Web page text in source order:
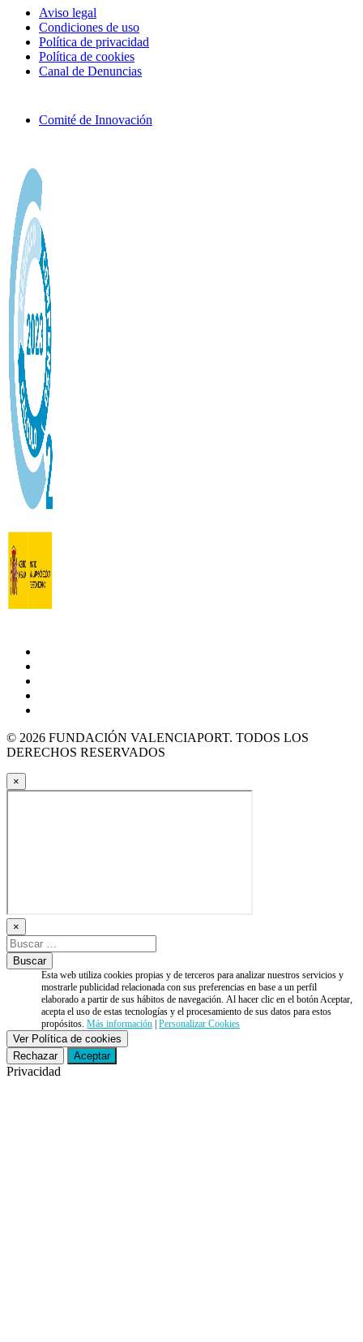
Aviso legal
Condiciones de uso
Política de privacidad
Política de cookies
Canal de Denuncias
Comité de Innovación
© 2026 FUNDACIÓN VALENCIAPORT. TODOS LOS
DERECHOS RESERVADOS
×
×
Esta web utiliza cookies propias y de terceros para analizar nuestros servicios y
mostrarle publicidad relacionada con sus preferencias en base a un perfil
elaborado a partir de sus hábitos de navegación. Al hacer clic en el botón Aceptar,
acepta el uso de estas tecnologías y el procesamiento de sus datos para estos
propósitos.Más información |Personalizar Cookies
Ver Política de cookies
Rechazar
Aceptar
Privacidad